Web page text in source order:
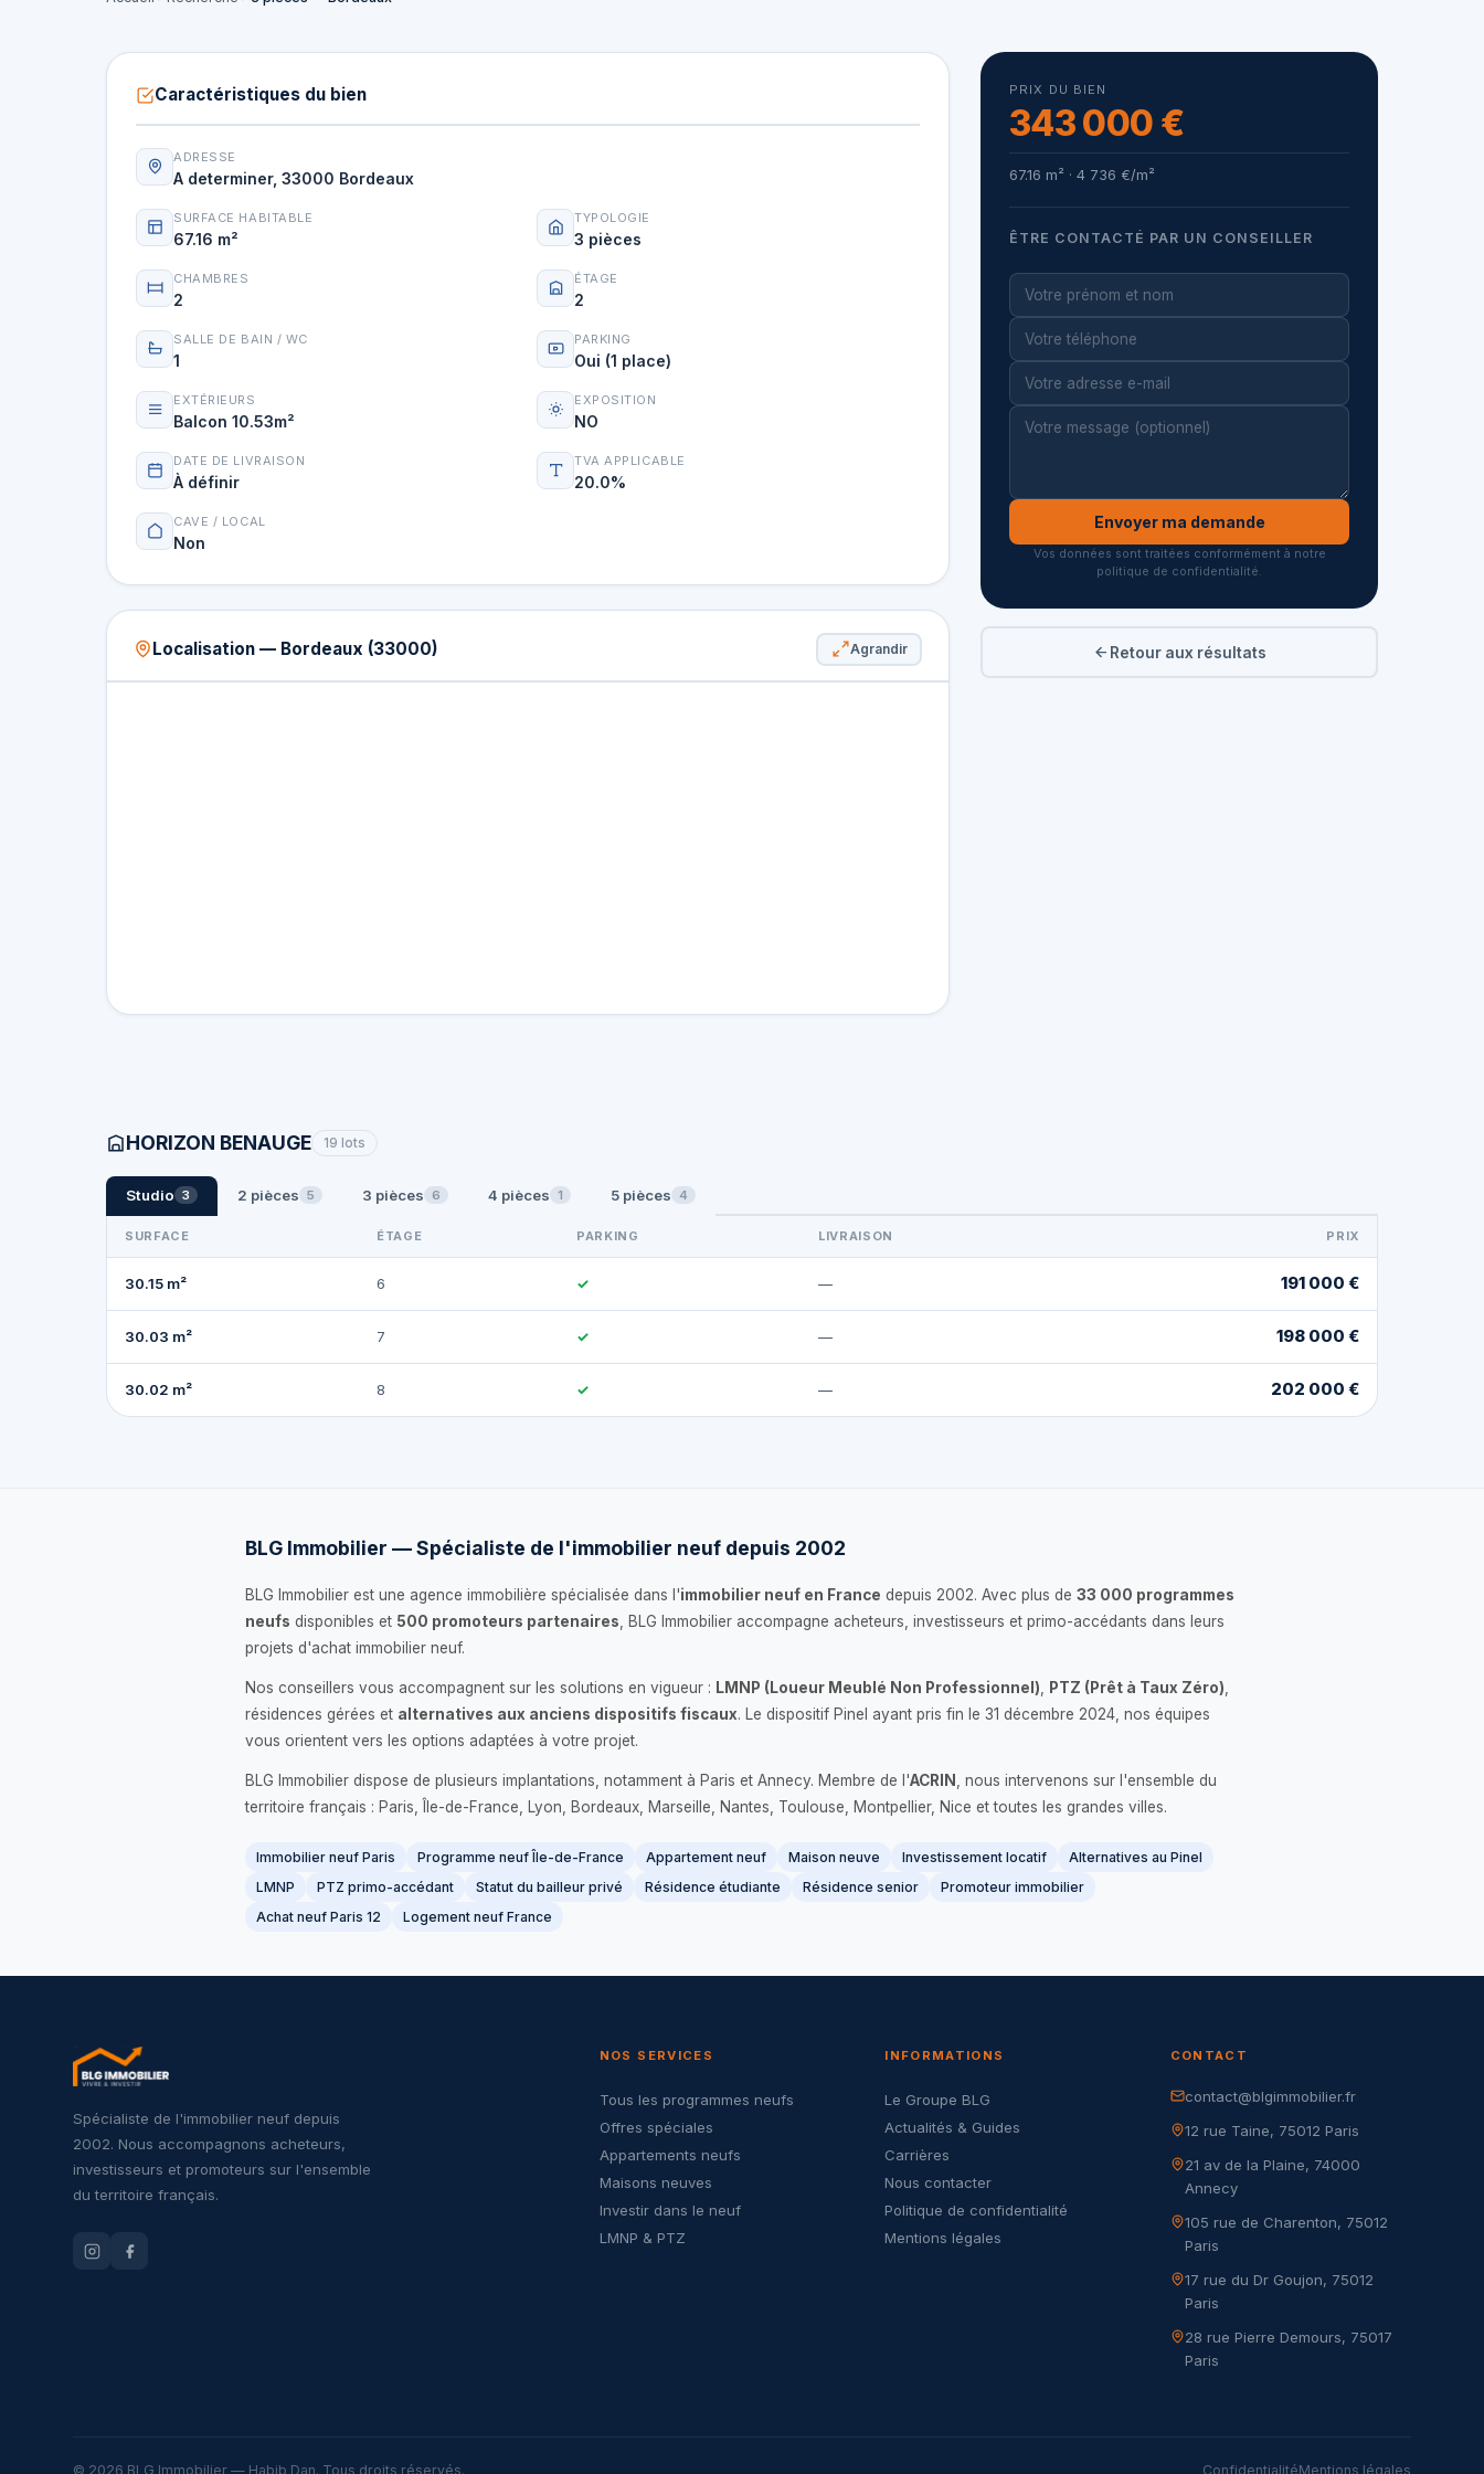
Caractéristiques du bien
ADRESSE
A determiner, 33000 Bordeaux
SURFACE HABITABLE
67.16 m²
TYPOLOGIE
3 pièces
CHAMBRES
2
ÉTAGE
2
SALLE DE BAIN / WC
1
PARKING
Oui (1 place)
EXTÉRIEURS
Balcon 10.53m²
EXPOSITION
NO
DATE DE LIVRAISON
À définir
TVA APPLICABLE
20.0%
CAVE / LOCAL
Non
Localisation — Bordeaux (33000) Agrandir
PRIX DU BIEN
343 000 €
67.16 m² · 4 736 €/m²
ÊTRE CONTACTÉ PAR UN CONSEILLER
Envoyer ma demande
Vos données sont traitées conformément à notre
politique de confidentialité.
Retour aux résultats
HORIZON BENAUGE 19 lots
Studio 3 2 pièces 5 3 pièces 6 4 pièces 1 5 pièces 4
SURFACE ÉTAGE PARKING LIVRAISON PRIX
30.15 m² 6 ✓ — 191 000 €
30.03 m² 7 ✓ — 198 000 €
30.02 m² 8 ✓ — 202 000 €
BLG Immobilier — Spécialiste de l'immobilier neuf depuis 2002
BLG Immobilier est une agence immobilière spécialisée dans l'immobilier neuf en France depuis 2002. Avec plus de 33 000 programmes
neufs disponibles et 500 promoteurs partenaires , BLG Immobilier accompagne acheteurs, investisseurs et primo-accédants dans leurs
projets d'achat immobilier neuf.
Nos conseillers vous accompagnent sur les solutions en vigueur : LMNP (Loueur Meublé Non Professionnel) PTZ (Prêt à Taux Zéro)
résidences gérées et alternatives aux anciens dispositifs fiscaux. Le dispositif Pinel ayant pris fin le 31 décembre 2024, nos équipes
vous orientent vers les options adaptées à votre projet.
BLG Immobilier dispose de plusieurs implantations, notamment à Paris et Annecy. Membre de l'ACRIN
, nous intervenons sur l'ensemble du
territoire français : Paris, Île-de-France, Lyon, Bordeaux, Marseille, Nantes, Toulouse, Montpellier, Nice et toutes les grandes villes.
Immobilier neuf Paris Programme neuf Île-de-France Appartement neuf Maison neuve Investissement locatif
Alternatives au Pinel
LMNP
PTZ primo-accédant Statut du bailleur privé Résidence étudiante Résidence senior
Promoteur immobilier
Achat neuf Paris 12
Logement neuf France
Spécialiste de l'immobilier neuf depuis
2002. Nous accompagnons acheteurs,
investisseurs et promoteurs sur l'ensemble
du territoire français.
NOS SERVICES
Tous les programmes neufs
Offres spéciales
Appartements neufs
Maisons neuves
Investir dans le neuf
LMNP & PTZ
INFORMATIONS
Le Groupe BLG
Actualités & Guides
Carrières
Nous contacter
Politique de confidentialité
Mentions légales
CONTACT
contact@blgimmobilier.fr
12 rue Taine, 75012 Paris
21 av de la Plaine, 74000
Annecy
105 rue de Charenton, 75012
Paris
17 rue du Dr Goujon, 75012
Paris
28 rue Pierre Demours, 75017
Paris
© 2026 BLG Immobilier — Habib Dan. Tous droits réservés. ConfidentialitéMentions légales